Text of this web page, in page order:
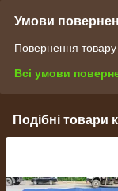
Умови
Повернення
Всі умови
Подібні товари